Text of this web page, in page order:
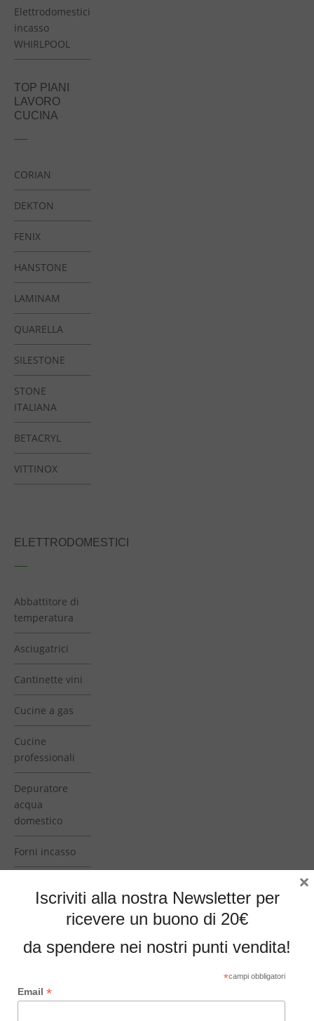
Elettrodomestici
incasso
WHIRLPOOL
TOP PIANI
LAVORO
CUCINA
CORIAN
DEKTON
FENIX
HANSTONE
LAMINAM
QUARELLA
SILESTONE
STONE
ITALIANA
BETACRYL
VITTINOX
ELETTRODOMESTICI
Abbattitore di
temperatura
Asciugatrici
Cantinette vini
Cucine a gas
Cucine
professionali
Depuratore
acqua
domestico
Forni incasso
colorati
incasso
by side
Iscriviti alla nostra Newsletter per
ricevere un buono di 20€
da spendere nei nostri punti vendita!
*campi obbligatori
Email *
×